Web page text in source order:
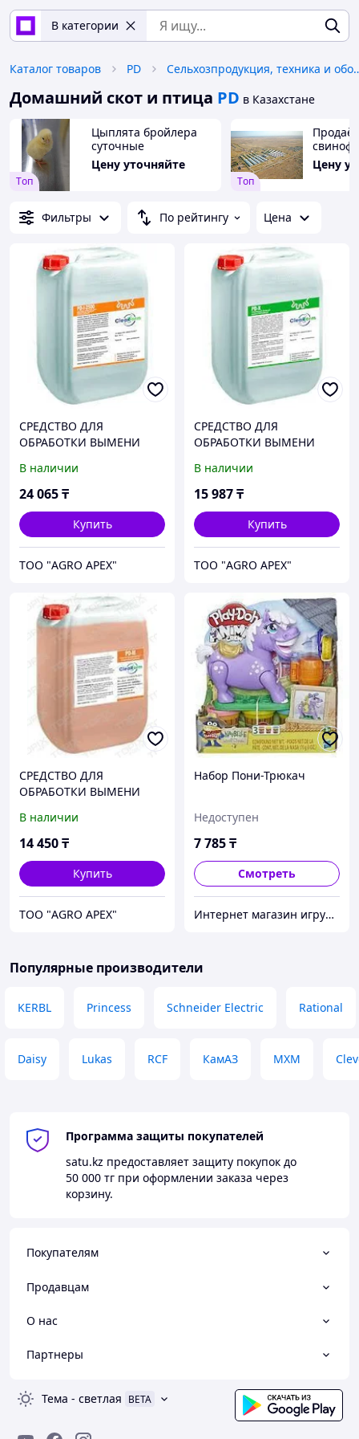
В категории
Каталог товаров PD
Домашний скот и птица PD в Казахстане
Tоп
Цыплята бройлера
суточные
Цену уточняйте
Tоп
Цену
Фильтры По рейтингу Цена
СРЕДСТВО ДЛЯ
ОБРАБОТКИ ВЫМЕНИ
В наличии
24 065₸
Купить
ТОО "AGRO APEX"
СРЕДСТВО ДЛЯ
ОБРАБОТКИ ВЫМЕНИ
В наличии
15 987₸
Купить
ТОО "AGRO APEX"
СРЕДСТВО ДЛЯ
ОБРАБОТКИ ВЫМЕНИ
В наличии
14 450₸
Купить
ТОО "AGRO APEX"
Набор Пони-Трюкач
Недоступен
7 785₸
Смотреть
Интернет магазин игрушек и детских товаров «Babyk»
Популярные производители
KERBL Princess Schneider Electric Rational
Daisy Lukas RCF КамАЗ МХМ
Программа защиты покупателей
satu.kz предоставляет защиту покупок до
50 000 тг при оформлении заказа через
корзину.
Покупателям
Продавцам
О нас
Партнеры
Тема - светлая BETA